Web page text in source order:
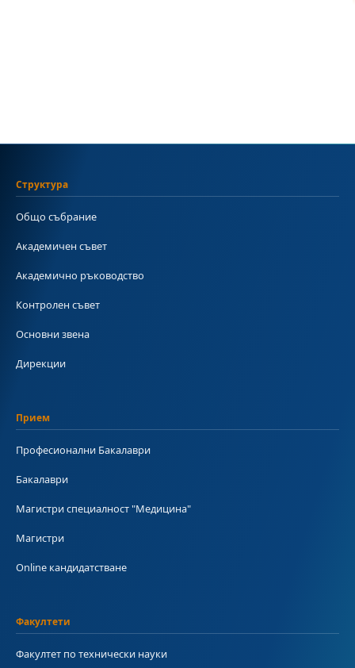
Структура
Общо събрание
Академичен съвет
Академично ръководство
Контролен съвет
Основни звена
Дирекции
Прием
Професионални Бакалаври
Бакалаври
Магистри специалност "Медицина"
Магистри
Online кандидатстване
Факултети
Факултет по технически науки